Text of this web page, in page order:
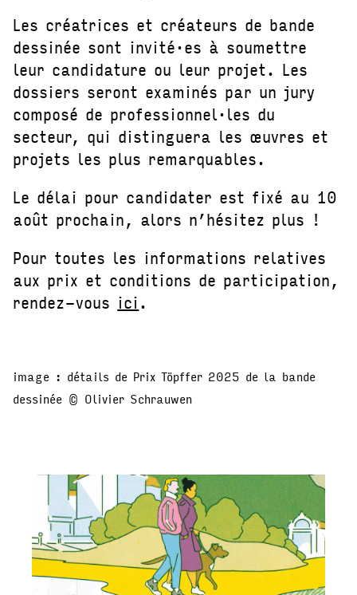
Les créatrices et créateurs de bande
dessinée sont invité·es à soumettre
leur candidature ou leur projet. Les
dossiers seront examinés par un jury
composé de professionnel·les du
secteur, qui distinguera les œuvres et
projets les plus remarquables.
Le délai pour candidater est fixé au 10
août prochain, alors n’hésitez plus !
Pour toutes les informations relatives
aux prix et conditions de participation,
rendez-vous ici.
image : détails de Prix Töpffer 2025 de la bande
dessinée © Olivier Schrauwen